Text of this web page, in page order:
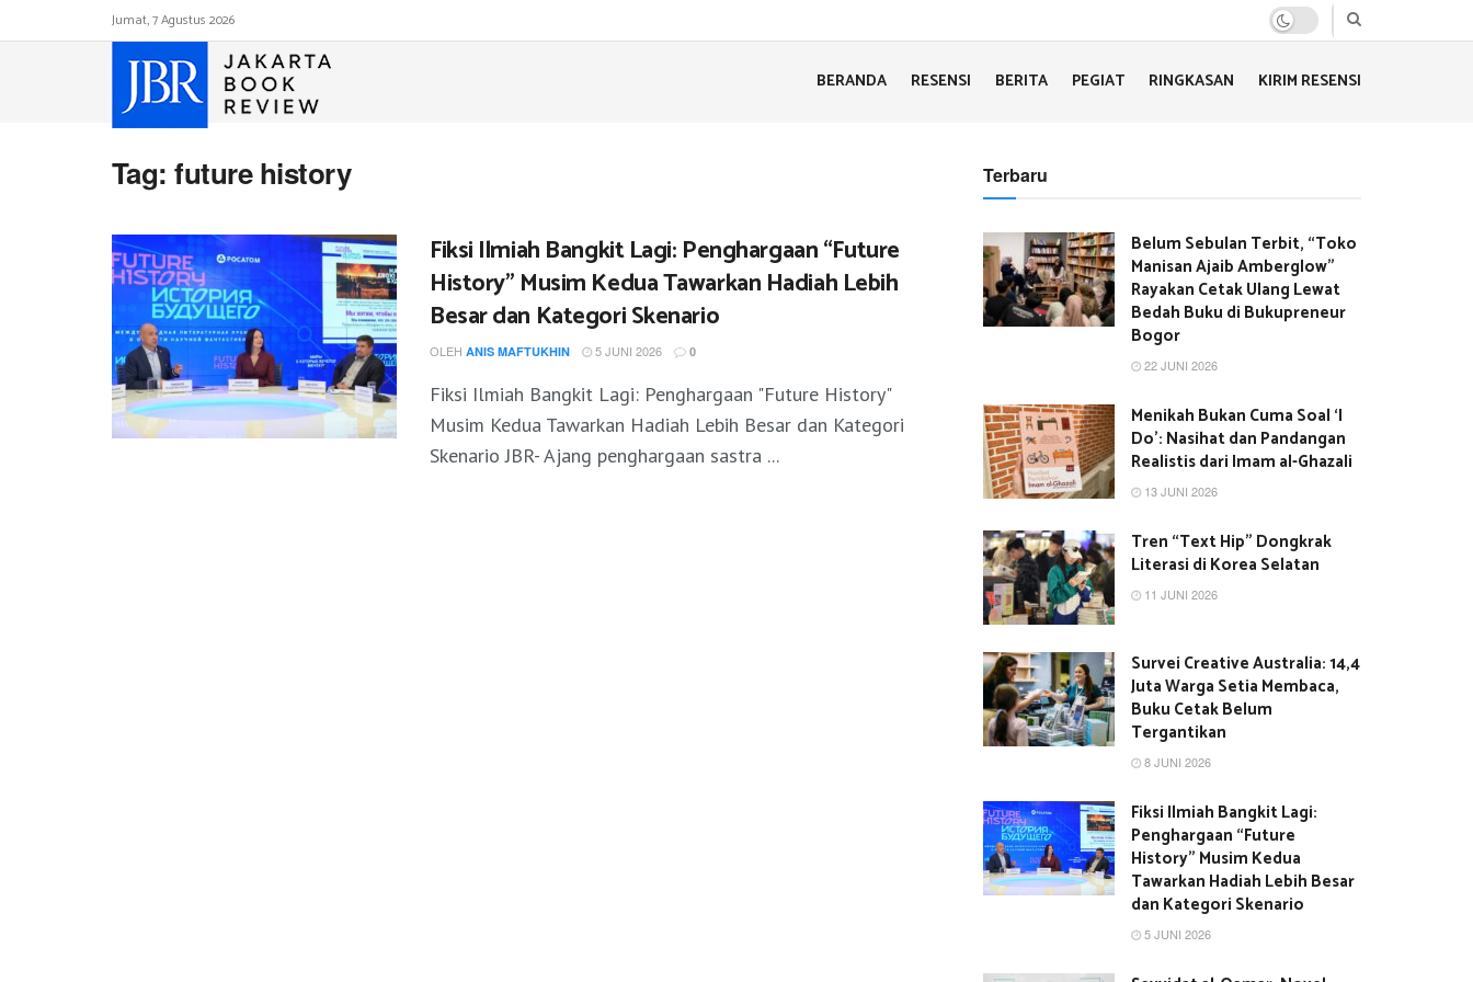
Jumat, 7 Agustus 2026
BERANDA RESENSI BERITA PEGIAT RINGKASAN KIRIM RESENSI
Tag:future history
Fiksi Ilmiah Bangkit Lagi: Penghargaan “Future
History” Musim Kedua Tawarkan Hadiah Lebih
Besar dan Kategori Skenario
OLEH ANIS MAFTUKHIN 5 JUNI 2026 0
Fiksi Ilmiah Bangkit Lagi: Penghargaan "Future History"
Musim Kedua Tawarkan Hadiah Lebih Besar dan Kategori
Skenario JBR- Ajang penghargaan sastra ...
Terbaru
Belum Sebulan Terbit, “Toko
Manisan Ajaib Amberglow”
Rayakan Cetak Ulang Lewat
Bedah Buku di Bukupreneur
Bogor
22 JUNI 2026
Menikah Bukan Cuma Soal ‘I
Do’: Nasihat dan Pandangan
Realistis dari Imam al-Ghazali
13 JUNI 2026
Tren “Text Hip” Dongkrak
Literasi di Korea Selatan
11 JUNI 2026
Survei Creative Australia: 14,4
Juta Warga Setia Membaca,
Buku Cetak Belum
Tergantikan
8 JUNI 2026
Fiksi Ilmiah Bangkit Lagi:
Penghargaan “Future
History” Musim Kedua
Tawarkan Hadiah Lebih Besar
dan Kategori Skenario
5 JUNI 2026